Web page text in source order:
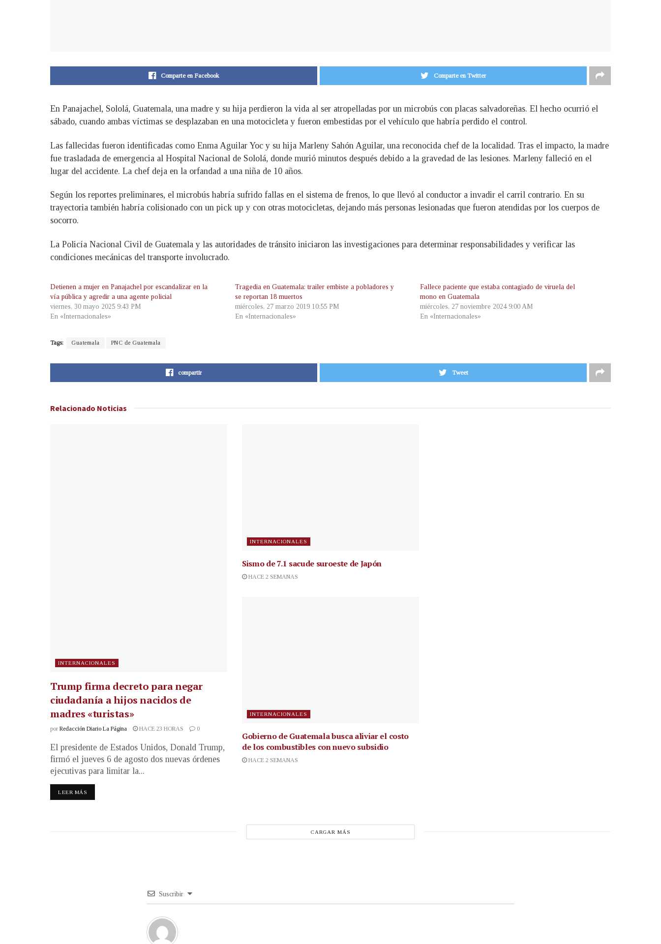
Comparte en Facebook Comparte en Twitter
En Panajachel, Sololá, Guatemala, una madre y su hija perdieron la vida al ser atropelladas por un microbús con placas salvadoreñas. El hecho ocurrió el
sábado, cuando ambas víctimas se desplazaban en una motocicleta y fueron embestidas por el vehículo que habría perdido el control.
Las fallecidas fueron identificadas como Enma Aguilar Yoc y su hija Marleny Sahón Aguilar, una reconocida chef de la localidad. Tras el impacto, la madre
fue trasladada de emergencia al Hospital Nacional de Sololá, donde murió minutos después debido a la gravedad de las lesiones. Marleny falleció en el
lugar del accidente. La chef deja en la orfandad a una niña de 10 años.
Según los reportes preliminares, el microbús habría sufrido fallas en el sistema de frenos, lo que llevó al conductor a invadir el carril contrario. En su
trayectoria también habría colisionado con un pick up y con otras motocicletas, dejando más personas lesionadas que fueron atendidas por los cuerpos de
socorro.
La Policía Nacional Civil de Guatemala y las autoridades de tránsito iniciaron las investigaciones para determinar responsabilidades y verificar las
condiciones mecánicas del transporte involucrado.
Detienen a mujer en Panajachel por escandalizar en la
vía pública y agredir a una agente policial
viernes, 30 mayo 2025 9:43 PM
En «Internacionales»
Tragedia en Guatemala: trailer embiste a pobladores y
se reportan 18 muertos
miércoles, 27 marzo 2019 10:55 PM
En «Internacionales»
Fallece paciente que estaba contagiado de viruela del
mono en Guatemala
miércoles, 27 noviembre 2024 9:00 AM
En «Internacionales»
Tags: Guatemala PNC de Guatemala
compartir Tweet
Relacionado Noticias
INTERNACIONALES
Trump firma decreto para negar
ciudadanía a hijos nacidos de
madres «turistas»
por Redacción Diario La Página HACE 23 HORAS 0
El presidente de Estados Unidos, Donald Trump,
firmó el jueves 6 de agosto dos nuevas órdenes
ejecutivas para limitar la...
LEER MÁS
INTERNACIONALES
Sismo de 7.1 sacude suroeste de Japón
HACE 2 SEMANAS
INTERNACIONALES
Gobierno de Guatemala busca aliviar el costo
de los combustibles con nuevo subsidio
HACE 2 SEMANAS
CARGAR MÁS
Suscribir